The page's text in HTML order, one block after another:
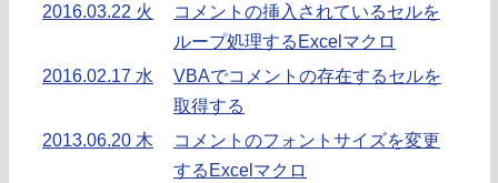
2016.03.22 火
コメントの挿入されているセルを
ループ処理するExcelマクロ
2016.02.17 水
VBAでコメントの存在するセルを
取得する
2013.06.20 木
コメントのフォントサイズを変更
するExcelマクロ